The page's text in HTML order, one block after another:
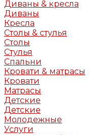
Диваны & кресла
Диваны
Кресла
Столы & стулья
Столы
Стулья
Спальни
Кровати & матрасы
Кровати
Матрасы
Детские
Детские
Молодежные
Услуги